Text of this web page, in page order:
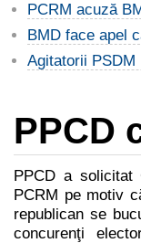
PCRM acuză
BMD face apel
Agitatorii
PPCD
PPCD a solicitat
PCRM pe motiv
republican se
concurenţi